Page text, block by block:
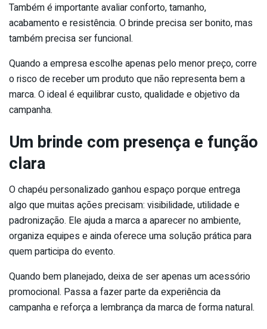
Também é importante avaliar conforto, tamanho,
acabamento e resistência. O brinde precisa ser bonito, mas
também precisa ser funcional.
Quando a empresa escolhe apenas pelo menor preço, corre
o risco de receber um produto que não representa bem a
marca. O ideal é equilibrar custo, qualidade e objetivo da
campanha.
Um brinde com presença e função
clara
O chapéu personalizado ganhou espaço porque entrega
algo que muitas ações precisam: visibilidade, utilidade e
padronização. Ele ajuda a marca a aparecer no ambiente,
organiza equipes e ainda oferece uma solução prática para
quem participa do evento.
Quando bem planejado, deixa de ser apenas um acessório
promocional. Passa a fazer parte da experiência da
campanha e reforça a lembrança da marca de forma natural.